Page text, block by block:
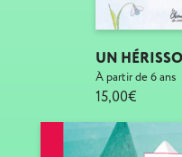
UN
À partir de 6 ans
15,00€